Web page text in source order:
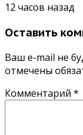
12 часов назад
Оставить
Ваш e-mail не
отмечены
Комментарий *